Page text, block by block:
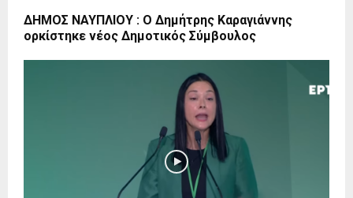
ΔΗΜΟΣ ΝΑΥΠΛΙΟΥ : Ο Δημήτρης Καραγιάννης
ορκίστηκε νέος Δημοτικός Σύμβουλος